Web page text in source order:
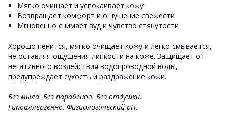
Мягко очищает и успокаивает кожу
Возвращает комфорт и ощущение свежести
Мгновенно снимает зуд и чувство стянутости
Хорошо пенится, мягко очищает кожу и легко смывается,
не оставляя ощущения липкости на коже. Защищает от
негативного воздействия водопроводной воды,
предупреждает сухость и раздражение кожи.
Без мыла. Без парабенов. Без отдушки.
Гипоаллергенно. Физиологический pH.